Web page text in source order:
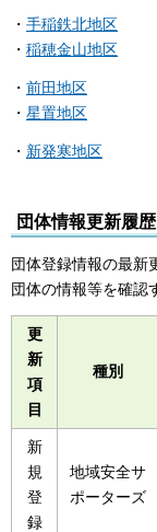
・ 手稲鉄北地区
・ 稲穂金山地区
・ 前田地区
・ 星置地区
・ 新発寒地区
団体情報更新履歴
団体登録情報の最新
団体の情報等を確認
更
新
項
目
種別
新
規
登
録
地域安全サ
ポーターズ